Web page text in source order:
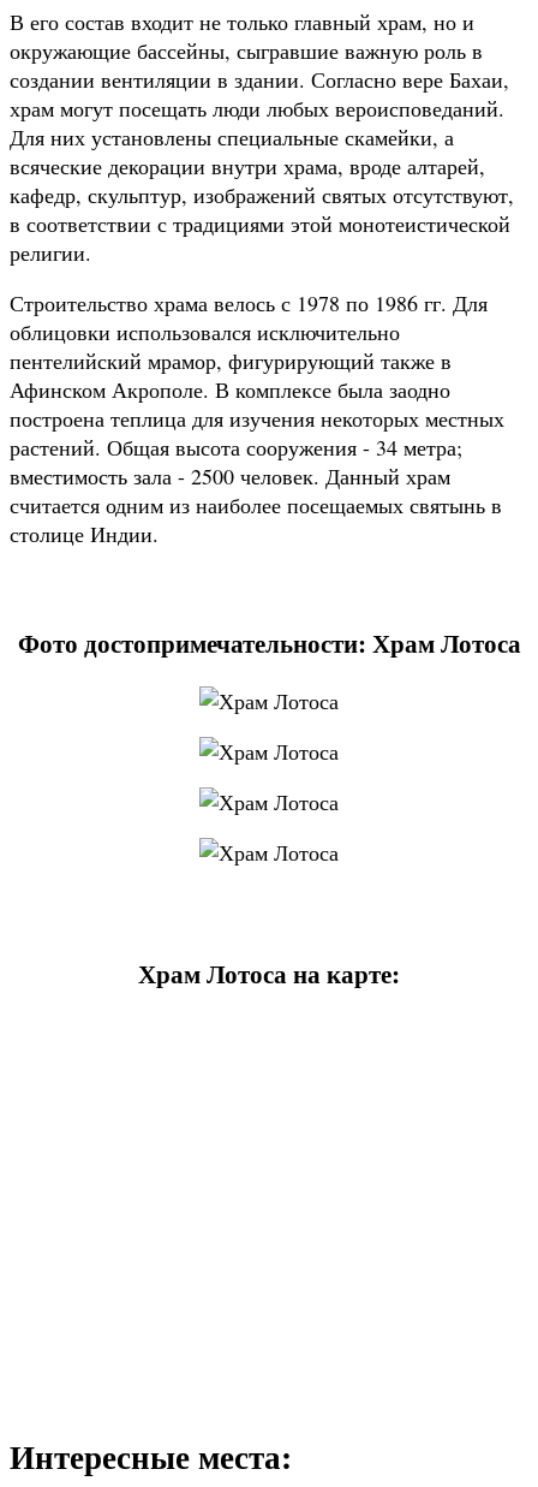
В его состав входит не только главный храм, но и
окружающие бассейны, сыгравшие важную роль в
создании вентиляции в здании. Согласно вере Бахаи,
храм могут посещать люди любых вероисповеданий.
Для них установлены специальные скамейки, а
всяческие декорации внутри храма, вроде алтарей,
кафедр, скульптур, изображений святых отсутствуют,
в соответствии с традициями этой монотеистической
религии.
Строительство храма велось с 1978 по 1986 гг. Для
облицовки использовался исключительно
пентелийский мрамор, фигурирующий также в
Афинском Акрополе. В комплексе была заодно
построена теплица для изучения некоторых местных
растений. Общая высота сооружения - 34 метра;
вместимость зала - 2500 человек. Данный храм
считается одним из наиболее посещаемых святынь в
столице Индии.
Фото достопримечательности: Храм Лотоса
Храм Лотоса на карте:
Интересные места: